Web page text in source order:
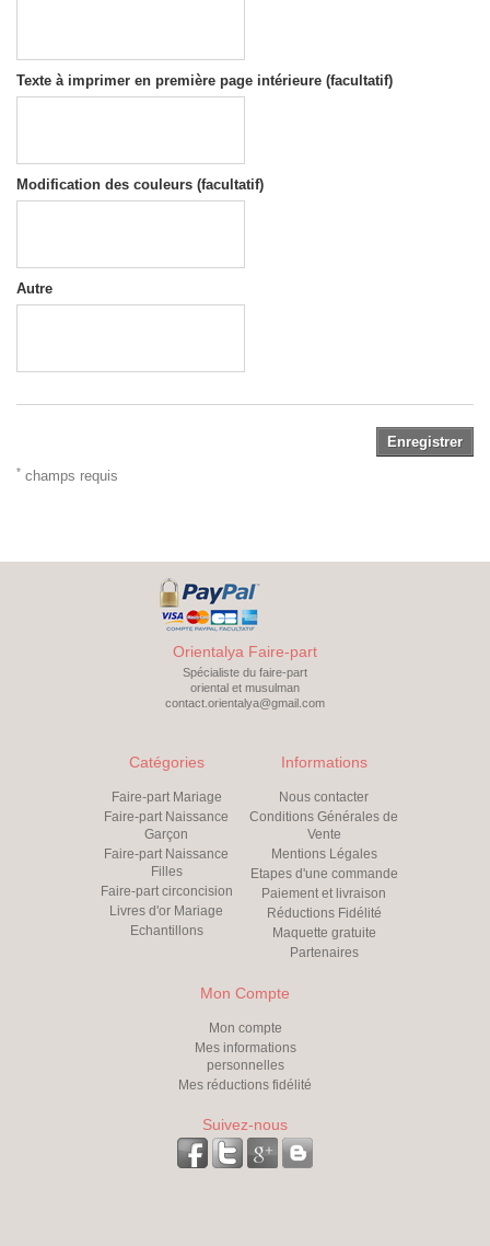
Texte à imprimer en première page intérieure (facultatif)
Modification des couleurs (facultatif)
Autre
Enregistrer
* champs requis
Orientalya Faire-part
Spécialiste du faire-part
oriental et musulman
contact.orientalya@gmail.com
Catégories
Faire-part Mariage
Faire-part Naissance
Garçon
Faire-part Naissance
Filles
Faire-part circoncision
Livres d'or Mariage
Echantillons
Informations
Nous contacter
Conditions Générales de
Vente
Mentions Légales
Etapes d'une commande
Paiement et livraison
Réductions Fidélité
Maquette gratuite
Partenaires
Mon Compte
Mon compte
Mes informations
personnelles
Mes réductions fidélité
Suivez-nous